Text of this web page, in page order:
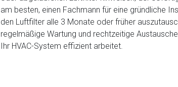
am besten, einen Fachmann für eine gründliche
den Luftfilter alle 3 Monate oder früher
regelmäßige Wartung und rechtzeitige
Ihr HVAC-System effizient arbeitet.